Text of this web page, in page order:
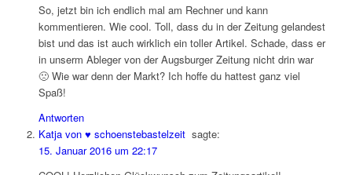
So, jetzt bin ich endlich mal am Rechner und kann
kommentieren. Wie cool. Toll, dass du in der Zeitung gelandest
bist und das ist auch wirklich ein toller Artikel. Schade, dass er
in unserm Ableger von der Augsburger Zeitung nicht drin war
🙁 Wie war denn der Markt? Ich hoffe du hattest ganz viel
Spaß!
Antworten
Katja von ♥ schoenstebastelzeit sagte:
15. Januar 2016 um 22:17